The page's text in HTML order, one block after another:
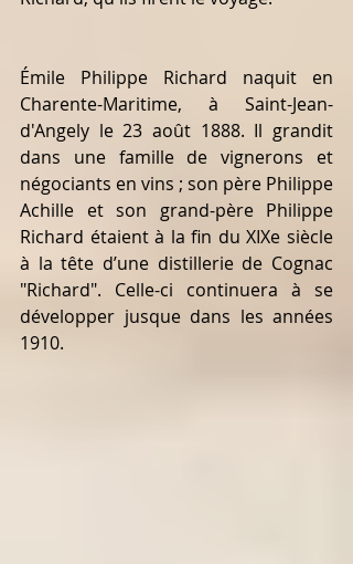
Émile Philippe Richard naquit en
Charente-Maritime, à Saint-Jean-
d'Angely le 23 août 1888. Il grandit
dans une famille de vignerons et
négociants en vins ; son père Philippe
Achille et son grand-père Philippe
Richard étaient à la fin du XIXe siècle
à la tête d’une distillerie de Cognac
"Richard". Celle-ci continuera à se
développer jusque dans les années
1910.